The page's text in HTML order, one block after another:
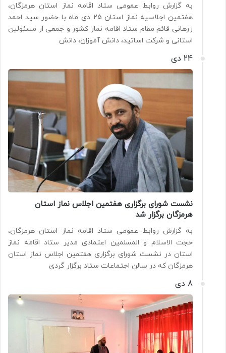
به گزارش روابط عمومی ستاد اقامه نماز استان هرمزگان،
هفتمین اجلاسیه نماز استان 25 دی ماه با حضور سید احمد
زرهانی قائم مقام ستاد اقامه نماز کشور و جمعی از مسئولین
استانی و شرکت اساتید، دانش آموزان، دانش
24 دی
نشست شورای برگزاری هفتمین اجلاس نماز استان
هرمزگان برگزار شد
به گزارش روابط عمومی ستاد اقامه نماز استان هرمزگان،
حجت الاسلام و المسلمین اعتمادی مدیر ستاد اقامه نماز
استان در نشست شورای برگزاری هفتمین اجلاس نماز استان
هرمزگان که در سالن اجتماعات ستاد برگزار گردی
8 دی